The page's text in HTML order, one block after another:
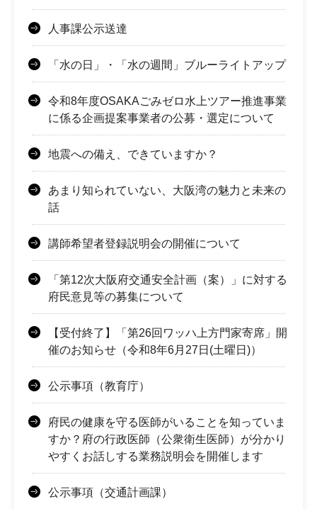
人事課公示送達
「水の日」・「水の週間」ブルーライトアップ
令和8年度OSAKAごみゼロ水上ツアー推進事業
に係る企画提案事業者の公募・選定について
地震への備え、できていますか？
あまり知られていない、大阪湾の魅力と未来の
話
講師希望者登録説明会の開催について
「第12次大阪府交通安全計画（案）」に対する
府民意見等の募集について
【受付終了】「第26回ワッハ上方門家寄席」開
催のお知らせ（令和8年6月27日(土曜日)）
公示事項（教育庁）
府民の健康を守る医師がいることを知っていま
すか？府の行政医師（公衆衛生医師）が分かり
やすくお話しする業務説明会を開催します
公示事項（交通計画課）